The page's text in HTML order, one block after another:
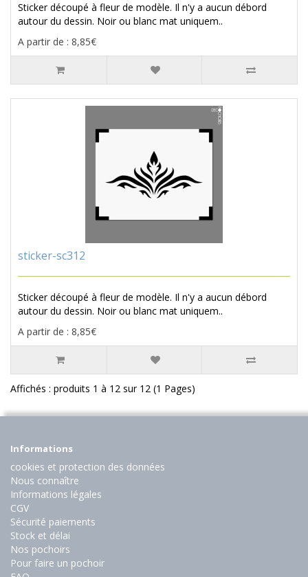
Sticker découpé à fleur de modèle. Il n'y a aucun débord
autour du dessin. Noir ou blanc mat uniquem..
A partir de : 8,85€
sticker-sc312
Sticker découpé à fleur de modèle. Il n'y a aucun débord
autour du dessin. Noir ou blanc mat uniquem..
A partir de : 8,85€
Affichés : produits 1 à 12 sur 12 (1 Pages)
Informations
cookies et protection des données
Nous connaître
Informations légales
CGV
Sécurité paiements
Stock et délai
Nos pochoirs
Pour faire un pochoir